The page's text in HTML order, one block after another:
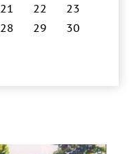
21 22
23
28 29
30